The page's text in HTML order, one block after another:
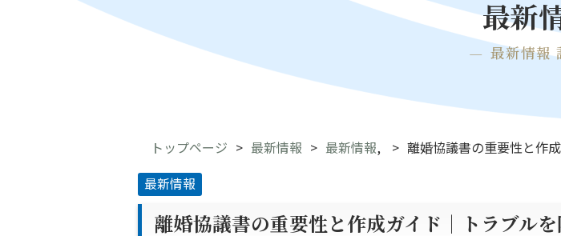
最新
最新情報
トップページ 最新情報 最新情報, 離婚協議書の重要性と作
最新情報
離婚協議書の重要性と作成ガイド｜トラブル